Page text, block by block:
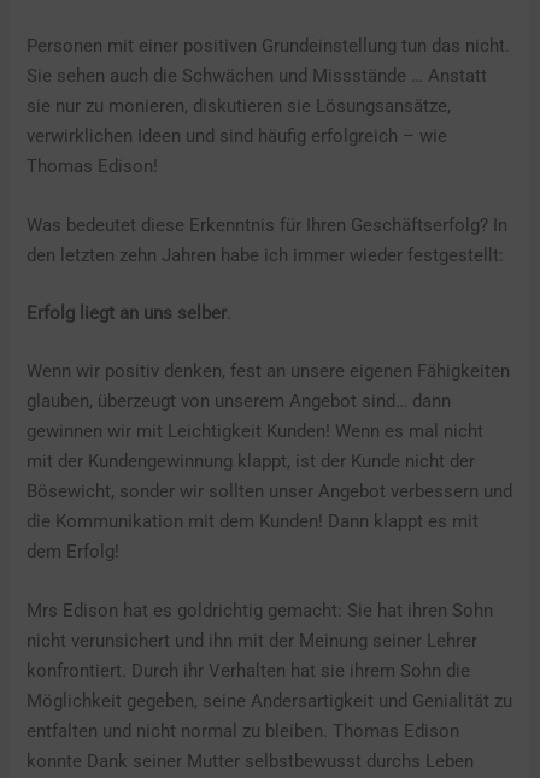
Personen mit einer positiven Grundeinstellung tun das nicht.
Sie sehen auch die Schwächen und Missstände … Anstatt
sie nur zu monieren, diskutieren sie Lösungsansätze,
verwirklichen Ideen und sind häufig erfolgreich – wie
Thomas Edison!
Was bedeutet diese Erkenntnis für Ihren Geschäftserfolg? In
den letzten zehn Jahren habe ich immer wieder festgestellt:
Erfolg liegt an uns selber.
Wenn wir positiv denken, fest an unsere eigenen Fähigkeiten
glauben, überzeugt von unserem Angebot sind… dann
gewinnen wir mit Leichtigkeit Kunden! Wenn es mal nicht
mit der Kundengewinnung klappt, ist der Kunde nicht der
Bösewicht, sonder wir sollten unser Angebot verbessern und
die Kommunikation mit dem Kunden! Dann klappt es mit
dem Erfolg!
Mrs Edison hat es goldrichtig gemacht: Sie hat ihren Sohn
nicht verunsichert und ihn mit der Meinung seiner Lehrer
konfrontiert. Durch ihr Verhalten hat sie ihrem Sohn die
Möglichkeit gegeben, seine Andersartigkeit und Genialität zu
entfalten und nicht normal zu bleiben. Thomas Edison
konnte Dank seiner Mutter selbstbewusst durchs Leben